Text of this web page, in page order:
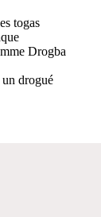
togas
Drogba
drogué